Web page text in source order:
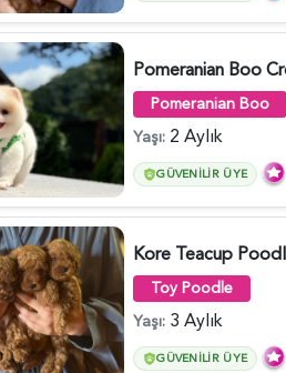
Pomeranian Boo
Yaşı: 2 Aylık
GÜVENILIR ÜYE
Toy Poodle
Yaşı: 3 Aylık
GÜVENILIR ÜYE